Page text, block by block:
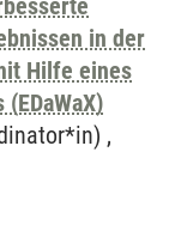
in der
Hilfe eines
,